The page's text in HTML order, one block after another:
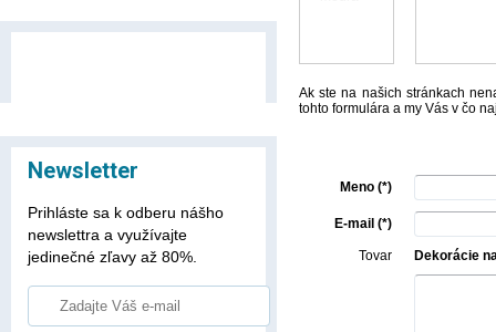
Ak ste na našich stránkach
tohto formulára a my Vás v čo
Meno (*)
E-mail (*)
Tovar Dekorácie
Newsletter
Prihláste sa k odberu nášho
newslettra a využívajte
jedinečné zľavy až 80%.